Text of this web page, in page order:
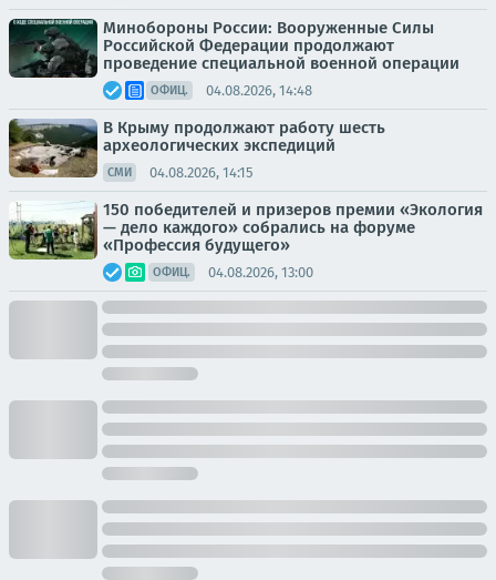
Минобороны России: Вооруженные Силы
Российской Федерации продолжают
проведение специальной военной операции
ОФИЦ. 04.08.2026, 14:48
В Крыму продолжают работу шесть
археологических экспедиций
СМИ 04.08.2026, 14:15
150 победителей и призеров премии «Экология
— дело каждого» собрались на форуме
«Профессия будущего»
ОФИЦ. 04.08.2026, 13:00